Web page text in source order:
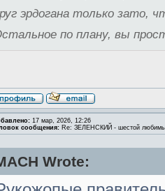
эрдогана только зато,
по плану, вы
17 мар, 2026, 12:26
сообщения: Re: ЗЕЛЕНСКИЙ - шестой
Wrote: